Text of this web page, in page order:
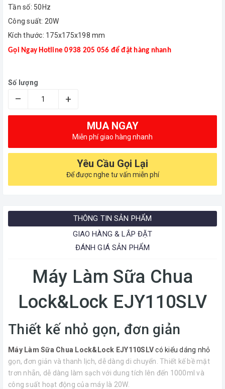
Tần số: 50Hz
Công suất: 20W
Kích thước: 175x175x198 mm
Gọi Ngay Hotline 0938 205 056 để đặt hàng nhanh
Số lượng
– +
MUA NGAY
Miễn phí giao hàng nhanh
Yêu Cầu Gọi Lại
Để được nghe tư vấn miễn phí
THÔNG TIN SẢN PHẨM
GIAO HÀNG & LẮP ĐẶT
ĐÁNH GIÁ SẢN PHẨM
Máy Làm Sữa Chua
Lock&Lock EJY110SLV
Thiết kế nhỏ gọn, đơn giản
Máy Làm Sữa Chua Lock&Lock EJY110SLVcó kiểu dáng nhỏ
gọn, đơn giản và thanh lịch, dễ dàng di chuyển. Thiết kế bề mặt
trơn nhẵn, dễ dàng làm sạch với dung tích lên đến 1000ml và
công suất hoạt động của máy là 20W.